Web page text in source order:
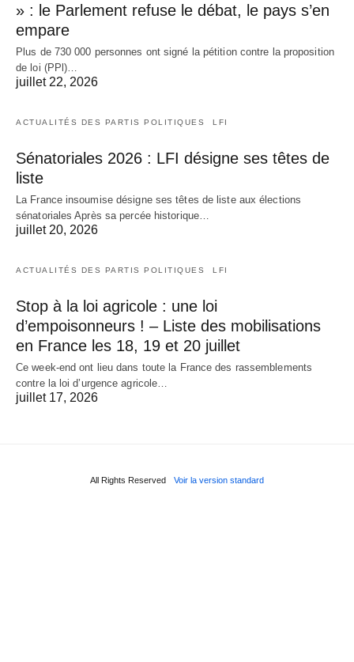
» : le Parlement refuse le débat, le pays s’en
empare
Plus de 730 000 personnes ont signé la pétition contre la proposition
de loi (PPl)…
juillet 22, 2026
ACTUALITÉS DES PARTIS POLITIQUES LFI
Sénatoriales 2026 : LFI désigne ses têtes de
liste
La France insoumise désigne ses têtes de liste aux élections
sénatoriales Après sa percée historique…
juillet 20, 2026
ACTUALITÉS DES PARTIS POLITIQUES LFI
Stop à la loi agricole : une loi
d’empoisonneurs ! – Liste des mobilisations
en France les 18, 19 et 20 juillet
Ce week-end ont lieu dans toute la France des rassemblements
contre la loi d’urgence agricole…
juillet 17, 2026
All Rights Reserved Voir la version standard